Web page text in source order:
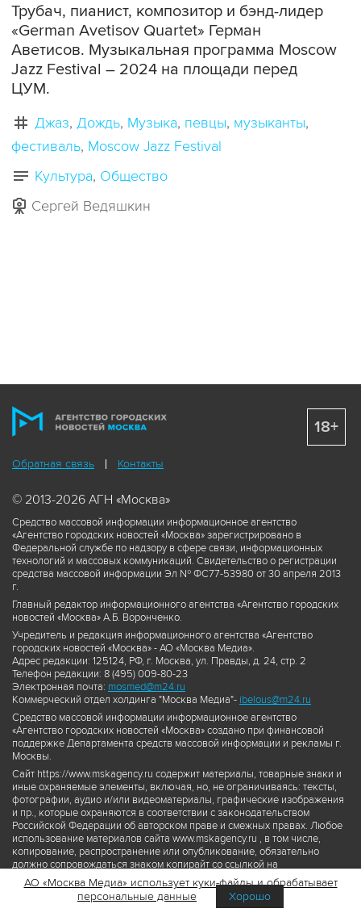
Трубач, пианист, композитор и бэнд-лидер
«German Avetisov Quartet» Герман
Аветисов. Музыкальная программа Moscow
Jazz Festival – 2024 на площади перед
ЦУМ.
Джаз Дождь Музыка певцы музыканты
фестиваль Moscow Jazz Festival
Культура Общество
Сергей Ведяшкин
Обратная связь Контакты
© 2013-2026 АГН «Москва»
Средство массовой информации информационное агентство
«Агентство городских новостей «Москва» зарегистрировано в
Федеральной службе по надзору в сфере связи, информационных
технологий и массовых коммуникаций. Свидетельство о регистрации
средства массовой информации Эл № ФС77-53980 от 30 апреля 2013
г.
Главный редактор информационного агентства «Агентство городских
новостей «Москва» А.Б. Воронченко.
Учредитель и редакция информационного агентства «Агентство
городских новостей «Москва» - АО «Москва Медиа».
Адрес редакции: 125124, РФ, г. Москва, ул. Правды, д. 24, стр. 2
Телефон редакции: 8 (495) 009-80-23
Электронная почта: mosmed@m24.ru
Коммерческий отдел холдинга "Москва Медиа"- ibelous@m24.ru
Средство массовой информации информационное агентство
«Агентство городских новостей «Москва» создано при финансовой
поддержке Департамента средств массовой информации и рекламы г.
Москвы.
Сайт https://www.mskagency.ru содержит материалы, товарные знаки и
иные охраняемые элементы, включая, но, не ограничиваясь: тексты,
фотографии, аудио и/или видеоматериалы, графические изображения
и пр., которые охраняются в соответствии с законодательством
Российской Федерации об авторском праве и смежных правах. Любое
использование материалов сайта www.mskagency.ru , в том числе,
копирование, распространение или опубликование, обязательно
должно сопровождаться знаком копирайт со ссылкой на
правообладателя © АО «Москва Медиа», а также гиперссылкой на сайт
www.mskagency.ru как на первоисточник информации. Переработка
материалов сайта www.mskagency.ru не допускается.
18+
АО «Москва Медиа» использует куки-файлы и обрабатывает
персональные данные
Хорошо